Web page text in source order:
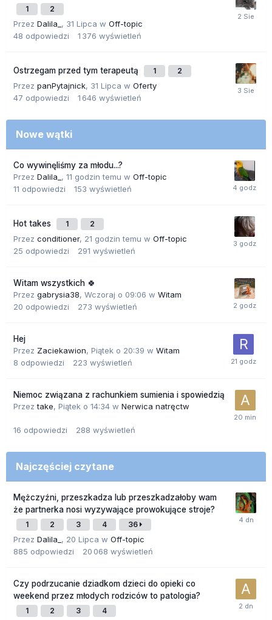
1 2
Przez Dalila_ , 31 Lipca w Off-topic
48 odpowiedzi 1 376 wyświetleń
Ostrzegam przed tym terapeutą 1 2
Przez panPytajnick, 31 Lipca w Oferty
47 odpowiedzi 1 646 wyświetleń
Nowe wątki
Co wywinęliśmy za młodu...?
Przez Dalila_ , 11 godzin temu w Off-topic
11 odpowiedzi 153 wyświetleń
Hot takes 1 2
Przez conditioner, 21 godzin temu w Off-topic
25 odpowiedzi 291 wyświetleń
Witam wszystkich 🍀
Przez gabrysia38, Wczoraj o 09:06 w Witam
20 odpowiedzi 273 wyświetleń
Hej
Przez Zaciekawion, Piątek o 20:39 w Witam
8 odpowiedzi 223 wyświetleń
Niemoc związana z rachunkiem sumienia i spowiedzią
Przeztake, Piątek o 14:34 w Nerwica natręctw
16 odpowiedzi 288 wyświetleń
Najczęściej czytane
Mężczyźni, przeszkadza lub przeszkadzałoby wam
że partnerka nosi wyzywające prowokujące stroje?
1 2 3 4 36
Przez Dalila_ , 20 Lipca w Off-topic
885 odpowiedzi 20 068 wyświetleń
Czy podrzucanie dziadkom dzieci do opieki co
weekend przez młodych rodziców to patologia?
1 2 3 4